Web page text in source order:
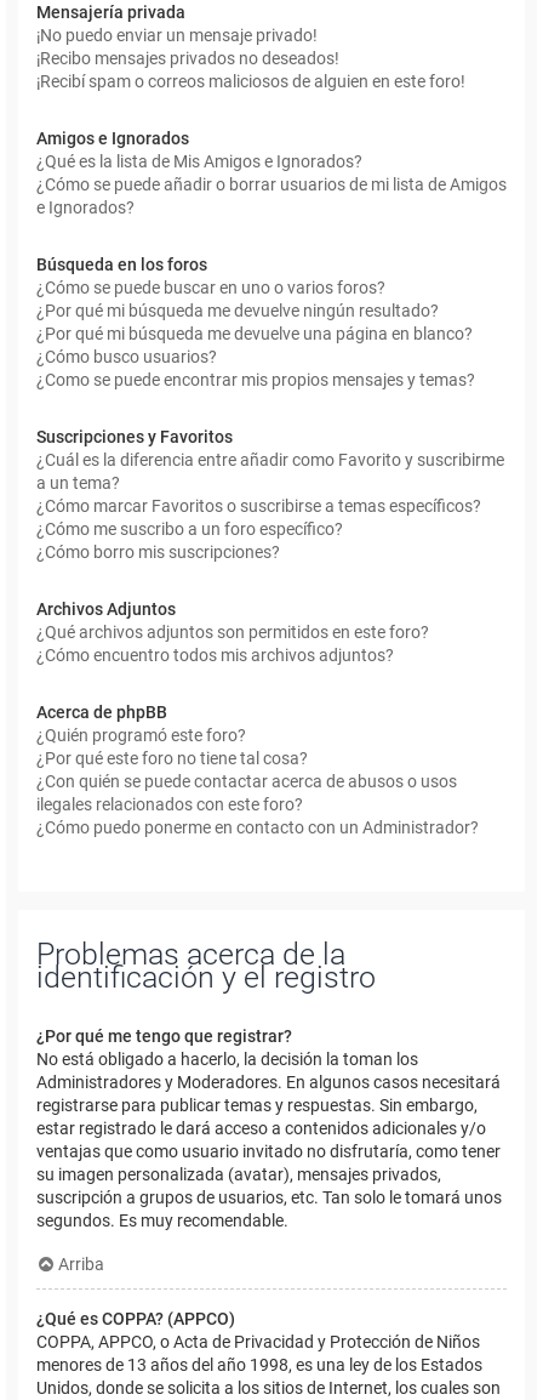
Mensajería privada
¡No puedo enviar un mensaje privado!
¡Recibo mensajes privados no deseados!
¡Recibí spam o correos maliciosos de alguien en este foro!
Amigos e Ignorados
¿Qué es la lista de Mis Amigos e Ignorados?
¿Cómo se puede añadir o borrar usuarios de mi lista de Amigos
e Ignorados?
Búsqueda en los foros
¿Cómo se puede buscar en uno o varios foros?
¿Por qué mi búsqueda me devuelve ningún resultado?
¿Por qué mi búsqueda me devuelve una página en blanco?
¿Cómo busco usuarios?
¿Como se puede encontrar mis propios mensajes y temas?
Suscripciones y Favoritos
¿Cuál es la diferencia entre añadir como Favorito y suscribirme
a un tema?
¿Cómo marcar Favoritos o suscribirse a temas específicos?
¿Cómo me suscribo a un foro específico?
¿Cómo borro mis suscripciones?
Archivos Adjuntos
¿Qué archivos adjuntos son permitidos en este foro?
¿Cómo encuentro todos mis archivos adjuntos?
Acerca de phpBB
¿Quién programó este foro?
¿Por qué este foro no tiene tal cosa?
¿Con quién se puede contactar acerca de abusos o usos
ilegales relacionados con este foro?
¿Cómo puedo ponerme en contacto con un Administrador?
Problemas acerca de la
identificación y el registro
¿Por qué me tengo que registrar?
No está obligado a hacerlo, la decisión la toman los
Administradores y Moderadores. En algunos casos necesitará
registrarse para publicar temas y respuestas. Sin embargo,
estar registrado le dará acceso a contenidos adicionales y/o
ventajas que como usuario invitado no disfrutaría, como tener
su imagen personalizada (avatar), mensajes privados,
suscripción a grupos de usuarios, etc. Tan solo le tomará unos
segundos. Es muy recomendable.
Arriba
¿Qué es COPPA? (APPCO)
COPPA, APPCO, o Acta de Privacidad y Protección de Niños
menores de 13 años del año 1998, es una ley de los Estados
Unidos, donde se solicita a los sitios de Internet, los cuales son